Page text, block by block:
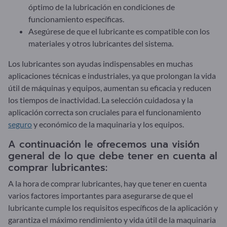
óptimo de la lubricación en condiciones de
funcionamiento específicas.
Asegúrese de que el lubricante es compatible con los
materiales y otros lubricantes del sistema.
Los lubricantes son ayudas indispensables en muchas
aplicaciones técnicas e industriales, ya que prolongan la vida
útil de máquinas y equipos, aumentan su eficacia y reducen
los tiempos de inactividad. La selección cuidadosa y la
aplicación correcta son cruciales para el funcionamiento
seguroy económico de la maquinaria y los equipos.
A continuación le ofrecemos una visión
general de lo que debe tener en cuenta al
comprar lubricantes:
A la hora de comprar lubricantes, hay que tener en cuenta
varios factores importantes para asegurarse de que el
lubricante cumple los requisitos específicos de la aplicación y
garantiza el máximo rendimiento y vida útil de la maquinaria